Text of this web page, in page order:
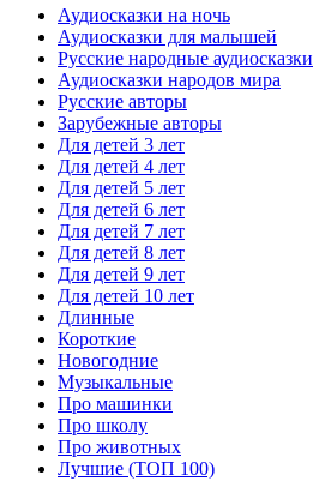
Аудиосказки на ночь
Аудиосказки для малышей
Русские народные аудиосказки
Аудиосказки народов мира
Русские авторы
Зарубежные авторы
Для детей 3 лет
Для детей 4 лет
Для детей 5 лет
Для детей 6 лет
Для детей 7 лет
Для детей 8 лет
Для детей 9 лет
Для детей 10 лет
Длинные
Короткие
Новогодние
Музыкальные
Про машинки
Про школу
Про животных
Лучшие (ТОП 100)